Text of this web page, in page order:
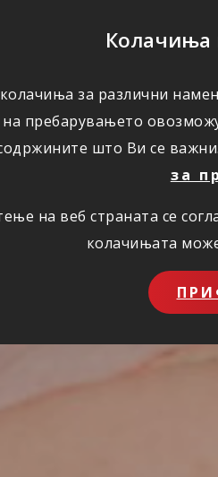
Колачиња
за различни
пребарувањето
што Ви се
за
на веб страната се
колачињата
ПОВОЛНОСТИ